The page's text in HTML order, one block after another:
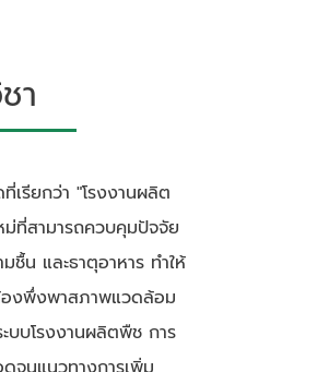
า
เรียกว่า "โรงงานผลิต
ที่สามารถควบคุมปัจจัย
น และธาตุอาหาร ทำให้
องพึ่งพาสภาพแวดล้อม
บบโรงงานผลิตพืช การ